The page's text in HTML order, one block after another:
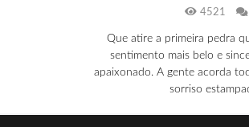
4521
Que atire a primeira pedra
sentimento mais belo e
apaixonado. A gente acorda
sorriso